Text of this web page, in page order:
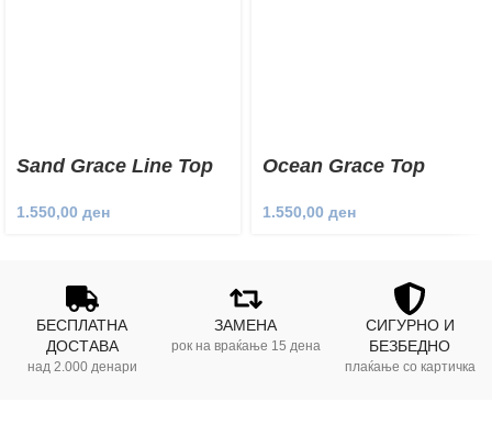
Sand Grace Line Top
1.550,00 ден
Ocean Grace Top
1.550,00 ден
БЕСПЛАТНА
ДОСТАВА
над 2.000 денари
ЗАМЕНА
рок на враќање 15 дена
СИГУРНО И
БЕЗБЕДНО
плаќање со картичка